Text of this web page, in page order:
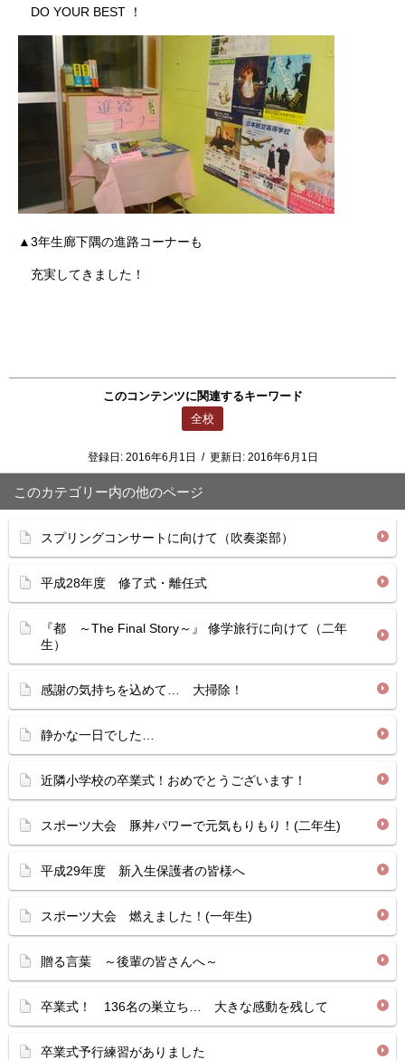
DO YOUR BEST ！
▲3年生廊下隅の進路コーナーも
充実してきました！
このコンテンツに関連するキーワード
全校
登録日: 2016年6月1日 / 更新日: 2016年6月1日
このカテゴリー内の他のページ
スプリングコンサートに向けて（吹奏楽部）
平成28年度 修了式・離任式
『都 ～The Final Story～』 修学旅行に向けて（二年
生）
感謝の気持ちを込めて… 大掃除！
静かな一日でした…
近隣小学校の卒業式！おめでとうございます！
スポーツ大会 豚丼パワーで元気もりもり！(二年生)
平成29年度 新入生保護者の皆様へ
スポーツ大会 燃えました！(一年生)
贈る言葉 ～後輩の皆さんへ～
卒業式！ 136名の巣立ち… 大きな感動を残して
卒業式予行練習がありました